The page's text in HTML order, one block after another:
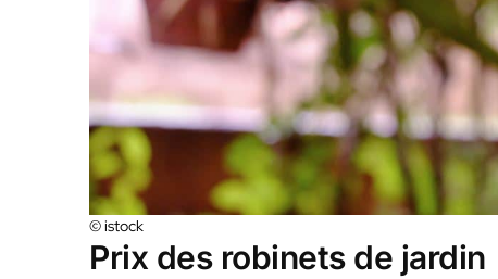
© istock
Prix des robinets de jardin